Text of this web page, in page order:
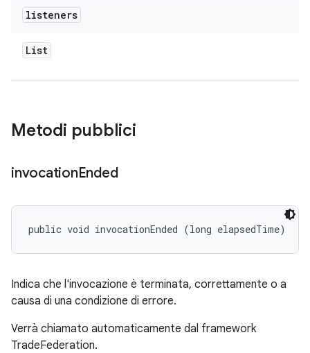
listeners
List
Metodi pubblici
invocationEnded
public void invocationEnded (long elapsedTime)
Indica che l'invocazione è terminata, correttamente o a
causa di una condizione di errore.
Verrà chiamato automaticamente dal framework
TradeFederation.